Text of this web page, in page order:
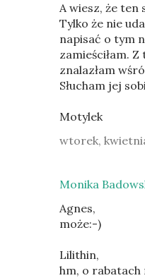
A wiesz, że ten
Tylko że nie
napisać o tym
zamieściłam.
znalazłam
Słucham jej
Motylek
wtorek,
Monika
Agnes,
może:-)
Lilithin,
hm, o rabatach